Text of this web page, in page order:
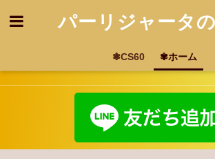
パーリジャータ
❃CS60 ✾ホーム